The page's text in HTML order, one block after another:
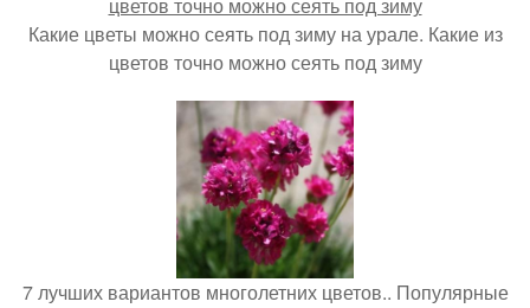
Какие цветы можно сеять под зиму на урале. Какие из
цветов точно можно сеять под зиму
7 лучших вариантов многолетних цветов.. Популярные